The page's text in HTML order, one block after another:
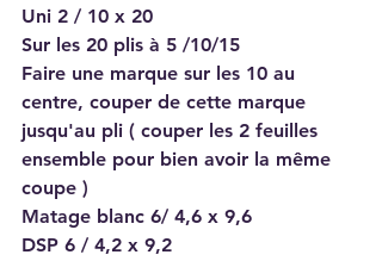
Uni 2 / 10 x 20
Sur les 20 plis à 5 /10/15
Faire une marque sur les 10 au
centre, couper de cette marque
jusqu'au pli ( couper les 2 feuilles
ensemble pour bien avoir la même
coupe )
Matage blanc 6/ 4,6 x 9,6
DSP 6 / 4,2 x 9,2